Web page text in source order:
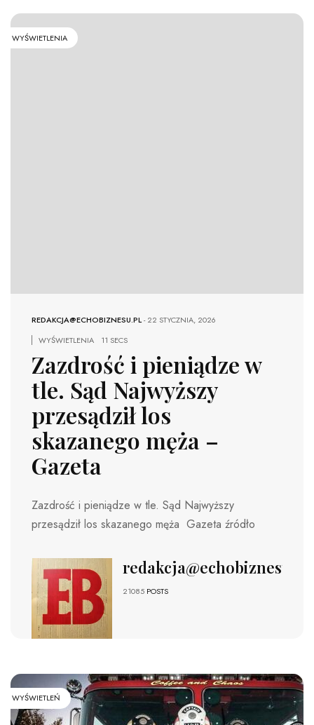
WYŚWIETLENIA
REDAKCJA@ECHOBIZNESU.PL-22 STYCZNIA, 2026
WYŚWIETLENIA
11 SECS
Zazdrość i pieniądze w
tle. Sąd Najwyższy
przesądził los
skazanego męża –
Gazeta
Zazdrość i pieniądze w tle. Sąd Najwyższy
przesądził los skazanego męża Gazeta źródło
redakcja@echobiznesu.pl
21085 POSTS
WYŚWIETLEŃ